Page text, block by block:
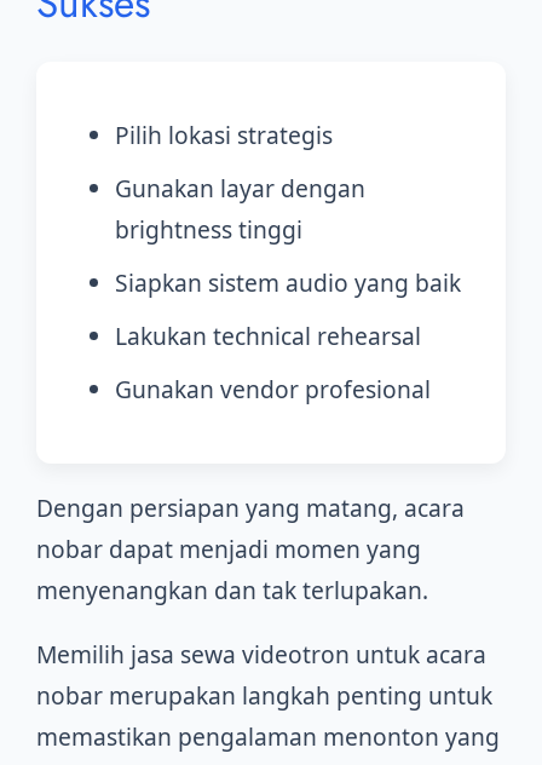
Pilih lokasi strategis
Gunakan layar dengan
brightness tinggi
Siapkan sistem audio yang baik
Lakukan technical rehearsal
Gunakan vendor profesional
Dengan persiapan yang matang, acara
nobar dapat menjadi momen yang
menyenangkan dan tak terlupakan.
Memilih jasa sewa videotron untuk acara
nobar merupakan langkah penting untuk
memastikan pengalaman menonton yang